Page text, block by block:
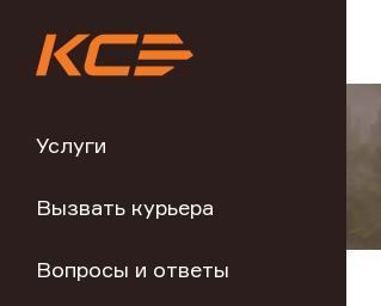
Услуги
Вызвать курьера
Вопросы и ответы